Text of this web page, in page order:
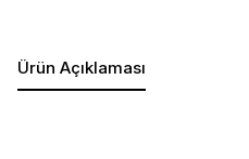
Ürün Açıklaması